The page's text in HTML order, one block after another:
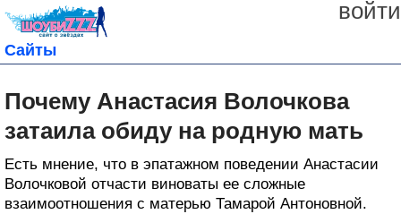
войти
Сайты
Почему Анастасия Волочкова
затаила обиду на родную мать
Есть мнение, что в эпатажном поведении Анастасии
Волочковой отчасти виноваты ее сложные
взаимоотношения с матерью Тамарой Антоновной.